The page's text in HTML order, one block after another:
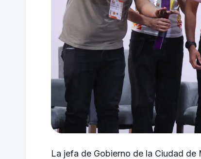
La jefa de Gobierno de la Ciudad de